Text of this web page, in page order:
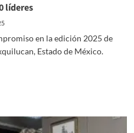
líderes
en la edición 2025 de
Estado de México.